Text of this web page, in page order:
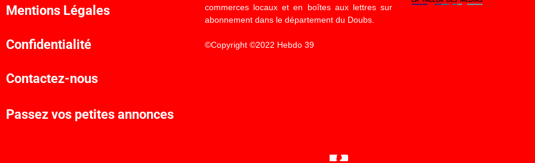
Mentions Légales
Confidentialité
Contactez-nous
Passez vos petites annonces
commerces locaux et en boîtes aux lettres sur
abonnement dans le département du Doubs.
©Copyright ©2022 Hebdo 39